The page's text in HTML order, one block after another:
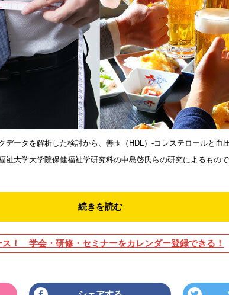
データを解析した検討から、善玉（HDL）-コレステロールと血
大学大学院保健福祉学研究科の中島啓氏らの研究によるもので
続きを読む
ス！ 学会・研修・セミナーをカレンダー登録できる！